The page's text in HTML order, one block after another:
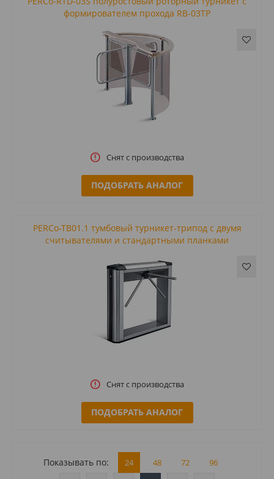
формирователем прохода RB-03TP
Снят с производства
ПОДОБРАТЬ АНАЛОГ
PERCo-TB01.1 тумбовый турникет-трипод с двумя
считывателями и стандартными планками
Снят с производства
ПОДОБРАТЬ АНАЛОГ
Показывать по: 24 48 72
96